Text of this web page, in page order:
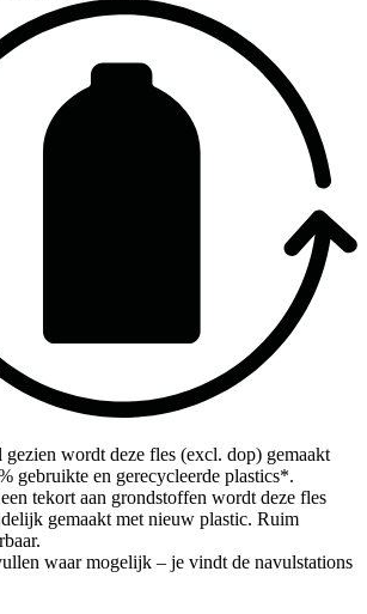
gezien wordt deze fles (excl. dop) gemaakt
gebruikte en gerecycleerde plastics*.
tekort aan grondstoffen wordt deze fles
gemaakt met nieuw plastic. Ruim
waar mogelijk – je vindt de navulstations